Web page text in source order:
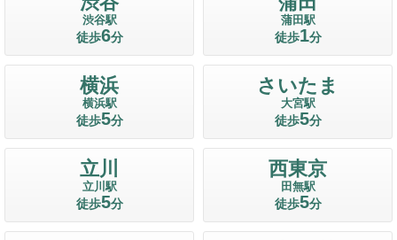
渋谷駅
徒歩6分
蒲田駅
徒歩1分
横浜
横浜駅
徒歩5分
さいたま
大宮駅
徒歩5分
立川
立川駅
徒歩5分
西東京
田無駅
徒歩5分